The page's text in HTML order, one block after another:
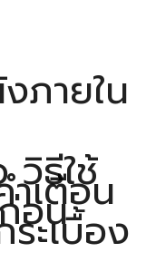
ภายใน
วิธีใช้
ำเตือน
อน
ะเบื้อง